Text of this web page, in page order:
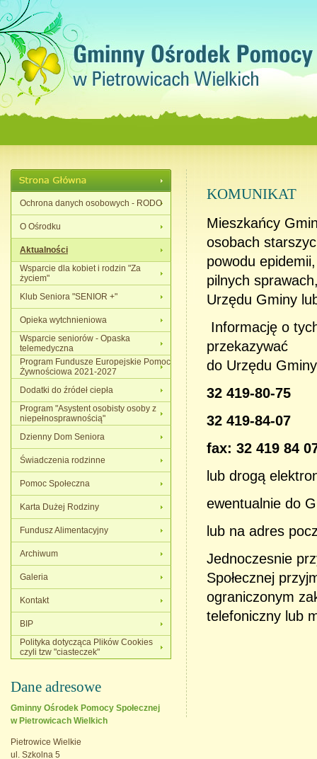
Ochrona danych osobowych - RODO
O Ośrodku
Aktualności
Wsparcie dla kobiet i rodzin "Za
życiem"
Klub Seniora "SENIOR +"
Opieka wytchnieniowa
Wsparcie seniorów - Opaska
telemedyczna
Program Fundusze Europejskie Pomoc
Żywnościowa 2021-2027
Dodatki do źródeł ciepła
Program "Asystent osobisty osoby z
niepełnosprawnością"
Dzienny Dom Seniora
Świadczenia rodzinne
Pomoc Społeczna
Karta Dużej Rodziny
Fundusz Alimentacyjny
Archiwum
Galeria
Kontakt
BIP
Polityka dotycząca Plików Cookies
czyli tzw "ciasteczek"
Dane adresowe
Gminny Ośrodek Pomocy Społecznej
w Pietrowicach Wielkich
Pietrowice Wielkie
ul. Szkolna 5
KOMUNIKAT
Mieszkańcy
osobach
powodu
pilnych
Urzędu Gminy
Informację o
przekazywać
do Urzędu
32 419-80-75
32 419-84-07
fax: 32 419 84
lub drogą
ewentualnie do
lub na adres
Jednoczesnie
Społecznej
ograniczonym
telefoniczny lub